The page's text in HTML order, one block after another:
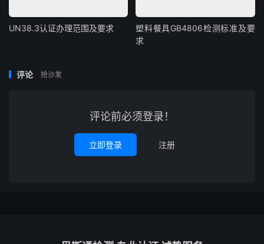
UN38.3认证办理范围及要求
塑料餐具GB4806检测标准及要
求
评论 抢沙发
评论前必须登录！
立即登录 注册